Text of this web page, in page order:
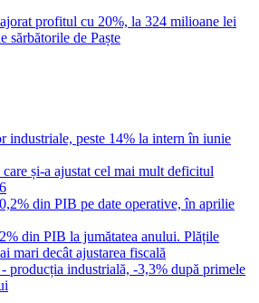
profitul cu 20%, la 324 milioane lei
sărbătorile de Paște
industriale, peste 14% la intern în iunie
și-a ajustat cel mai mult deficitul
din PIB pe date operative, în aprilie
din PIB la jumătatea anului. Plățile
mari decât ajustarea fiscală
- producția industrială, -3,3% după primele